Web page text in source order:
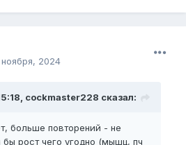
ноября, 2024
cockmaster228 сказал:
больше повторений - не
бы рост чего угодно (мышц, пч